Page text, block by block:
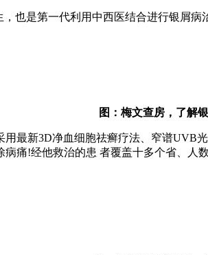
是第一代利用中西医结合进行银屑病
图：梅文查房，了解
新3D净血细胞祛癣疗法、窄谱UVB
痛!经他救治的患 者覆盖十多个省、